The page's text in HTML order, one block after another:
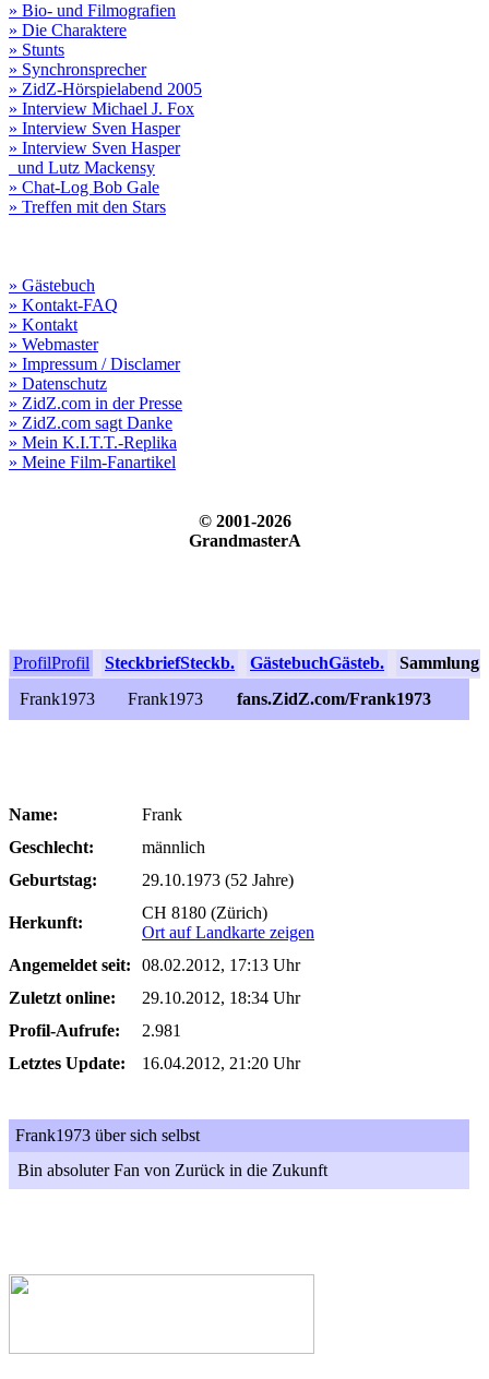
» Bio- und Filmografien
» Die Charaktere
» Stunts
» Synchronsprecher
» ZidZ-Hörspielabend 2005
» Interview Michael J. Fox
» Interview Sven Hasper
» Interview Sven Hasper
und Lutz Mackensy
» Chat-Log Bob Gale
» Treffen mit den Stars
» Gästebuch
» Kontakt-FAQ
» Kontakt
» Webmaster
» Impressum / Disclamer
» Datenschutz
» ZidZ.com in der Presse
» ZidZ.com sagt Danke
» Mein K.I.T.T.-Replika
» Meine Film-Fanartikel
© 2001-2026
GrandmasterA
ProfilProfil SteckbriefSteckb. GästebuchGästeb. Sammlung
Frank1973
Frank1973 fans.ZidZ.com/Frank1973
Name:
Frank
Geschlecht:
männlich
Geburtstag:
29.10.1973 (52 Jahre)
Herkunft:
CH 8180 (Zürich)
Ort auf Landkarte zeigen
Angemeldet seit:
08.02.2012, 17:13 Uhr
Zuletzt online:
29.10.2012, 18:34 Uhr
Profil-Aufrufe:
2.981
Letztes Update:
16.04.2012, 21:20 Uhr
Frank1973 über sich selbst
Bin absoluter Fan von Zurück in die Zukunft